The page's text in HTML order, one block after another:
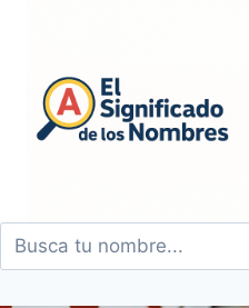
contenido